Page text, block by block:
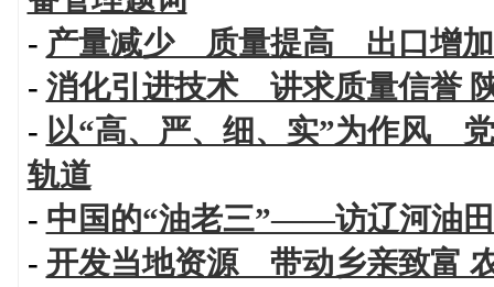
- 产量减少 质量提高 出口增加
- 消化引进技术 讲求质量信誉
- 以“高、严、细、实”为作风
轨道
- 中国的“油老三”——访辽河油田
- 开发当地资源 带动乡亲致富